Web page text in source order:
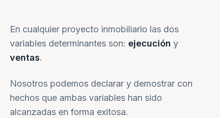
En cualquier proyecto inmobiliario las dos
variables determinantes son: ejecución y
ventas.
Nosotros podemos declarar y demostrar con
hechos que ambas variables han sido
alcanzadas en forma exitosa.